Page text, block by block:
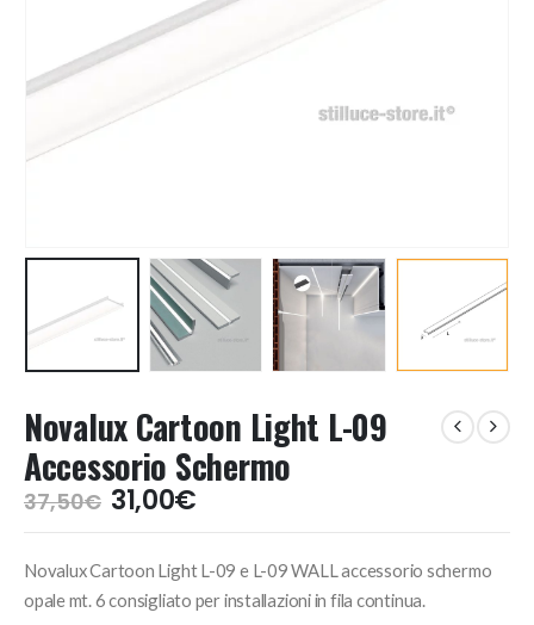
Novalux Cartoon Light L-09
Accessorio Schermo
37,50€ Il
prezzo
era:
37,50€.
31,00€Il
prezzo
è:
31,00€.
Novalux Cartoon Light L-09 e L-09 WALL accessorio schermo
opale mt. 6 consigliato per installazioni in fila continua.